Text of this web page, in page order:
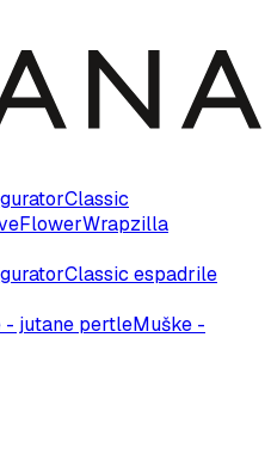
Classic
FlowerWrapzilla
Classic espadrile
- jutane pertleMuške -